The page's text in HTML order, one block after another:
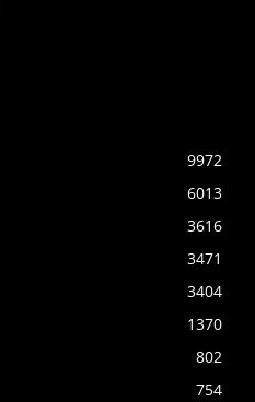
9972
6013
3616
3471
3404
1370
802
754